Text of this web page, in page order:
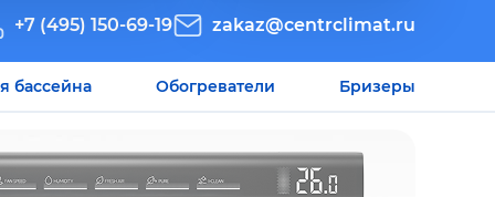
+7 (495) 150-69-19 zakaz@centrclimat.ru
бассейна Обогреватели Бризеры